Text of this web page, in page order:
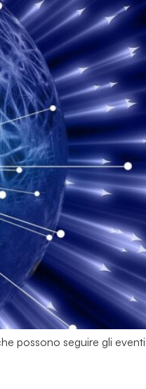
possono seguire gli